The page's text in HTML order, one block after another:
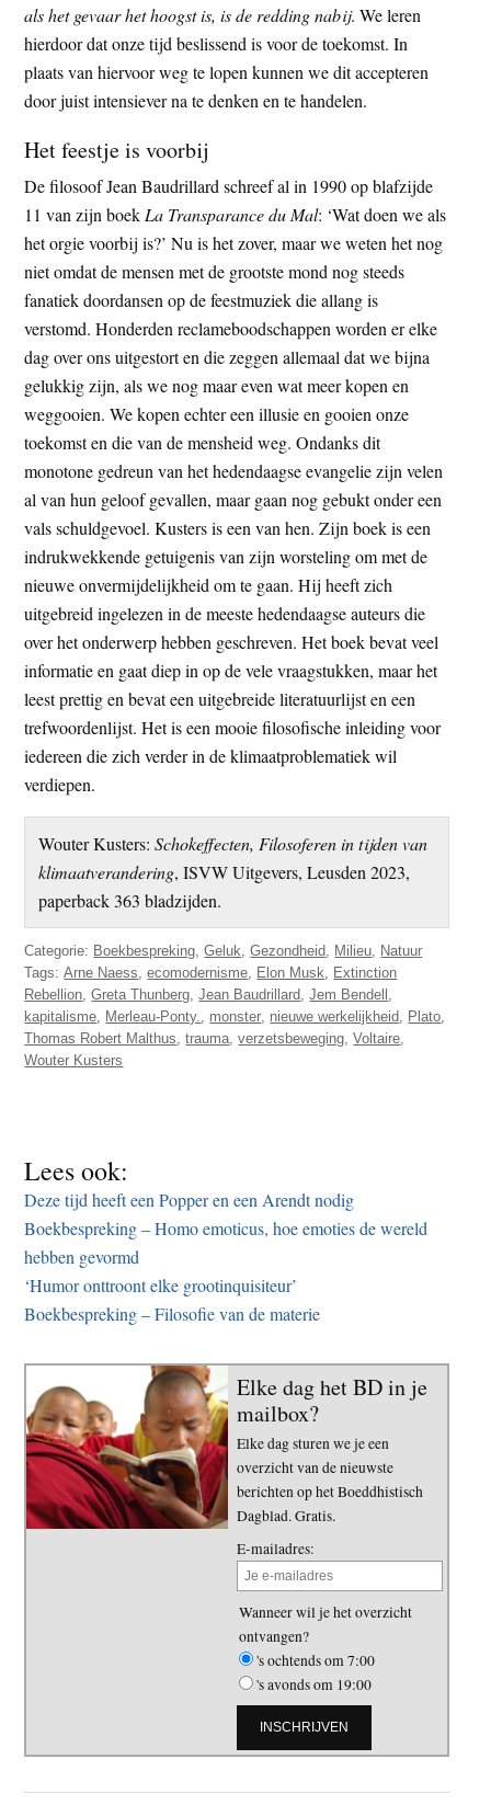
als het gevaar het hoogst is, is de redding nabij. We leren
hierdoor dat onze tijd beslissend is voor de toekomst. In
plaats van hiervoor weg te lopen kunnen we dit accepteren
door juist intensiever na te denken en te handelen.
Het feestje is voorbij
De filosoof Jean Baudrillard schreef al in 1990 op blafzijde
11 van zijn boek La Transparance du Mal: ‘Wat doen we als
het orgie voorbij is?’ Nu is het zover, maar we weten het nog
niet omdat de mensen met de grootste mond nog steeds
fanatiek doordansen op de feestmuziek die allang is
verstomd. Honderden reclameboodschappen worden er elke
dag over ons uitgestort en die zeggen allemaal dat we bijna
gelukkig zijn, als we nog maar even wat meer kopen en
weggooien. We kopen echter een illusie en gooien onze
toekomst en die van de mensheid weg. Ondanks dit
monotone gedreun van het hedendaagse evangelie zijn velen
al van hun geloof gevallen, maar gaan nog gebukt onder een
vals schuldgevoel. Kusters is een van hen. Zijn boek is een
indrukwekkende getuigenis van zijn worsteling om met de
nieuwe onvermijdelijkheid om te gaan. Hij heeft zich
uitgebreid ingelezen in de meeste hedendaagse auteurs die
over het onderwerp hebben geschreven. Het boek bevat veel
informatie en gaat diep in op de vele vraagstukken, maar het
leest prettig en bevat een uitgebreide literatuurlijst en een
trefwoordenlijst. Het is een mooie filosofische inleiding voor
iedereen die zich verder in de klimaatproblematiek wil
verdiepen.
Wouter Kusters: Schokeffecten, Filosoferen in tijden van
klimaatverandering, ISVW Uitgevers, Leusden 2023,
paperback 363 bladzijden.
Categorie: Boekbespreking,Geluk,Gezondheid, Milieu, Natuur
Tags:Arne Naess,ecomodernisme, Elon Musk, Extinction
Rebellion,Greta Thunberg,Jean Baudrillard,Jem Bendell ,
kapitalisme, Merleau-Ponty., monster, nieuwe werkelijkheid, Plato,
Thomas Robert Malthus,trauma,verzetsbeweging,Voltaire,
Wouter Kusters
Lees ook:
Deze tijd heeft een Popper en een Arendt nodig
Boekbespreking – Homo emoticus, hoe emoties de wereld
hebben gevormd
‘Humor onttroont elke grootinquisiteur’
Boekbespreking – Filosofie van de materie
Elke dag het BD in je
mailbox?
Elke dag sturen we je een
overzicht van de nieuwste
berichten op het Boeddhistisch
Dagblad. Gratis.
E-mailadres:
Wanneer wil je het overzicht
ontvangen?
's ochtends om 7:00
's avonds om 19:00